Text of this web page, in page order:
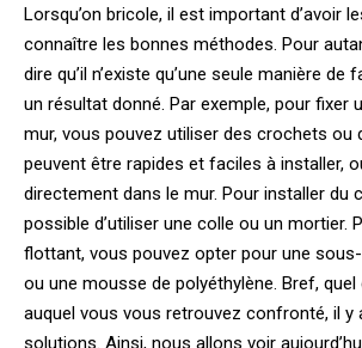
Lorsqu’on bricole, il est important d’avoir
connaître les bonnes méthodes. Pour
dire qu’il n’existe qu’une seule manière de
un résultat donné. Par exemple, pour fixer
mur, vous pouvez utiliser des crochets ou
peuvent être rapides et faciles à installer,
directement dans le mur. Pour installer du
possible d’utiliser une colle ou un mortier.
flottant, vous pouvez opter pour une
ou une mousse de polyéthylène. Bref,
auquel vous vous retrouvez confronté, il y
solutions. Ainsi, nous allons voir